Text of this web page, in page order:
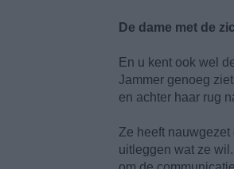
De dame met de
En u kent ook wel
Jammer genoeg
en achter haar rug
Ze heeft
uitleggen wat ze